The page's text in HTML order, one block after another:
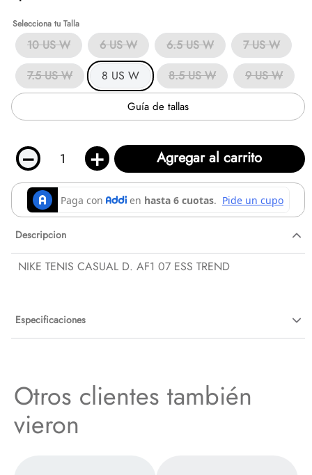
Talla
10 US W 6 US W 6.5 US W
7 US W
7.5 US W
8 US W 8.5 US W 9 US W
Guía de tallas
＋
－ Agregar al carrito
Descripcion
NIKE TENIS CASUAL D. AF1 07 ESS TREND
Especificaciones
Otros clientes también
vieron